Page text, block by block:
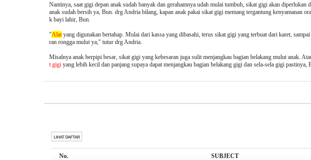
Nantinya, saat gigi depan anak sudah banyak dan gerahamnya udah mulai tumbuh, sikat gigi akan
anak sudah bersih ya, Bun. drg Andria bilang, kapan anak pakai sikat gigi memang tergantung kenyamanan
k bayi lahir, Bun.
"Alatyang digunakan bertahap. Mulai dari kassa yang dibasahi, terus sikat gigi yang terbuat dari karet,
ran rongga mulut ya," tutur drg Andria.
Misalnya anak berpipi besar, sikat gigi yang kebesaran juga sulit menjangkau bagian belakang mulut anak.
t gigi yang lebih kecil dan panjang supaya dapat menjangkau bagian belakang gigi dan sela-sela gigi pastinya,
No. SUBJECT